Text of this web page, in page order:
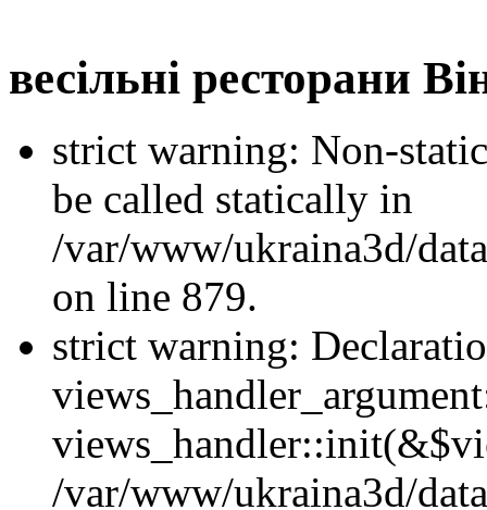
весільні ресторани
strict warning: Non-
be called statically in
/var/www/ukraina3d/
on line 879.
strict warning:
/var/www/ukraina3d/